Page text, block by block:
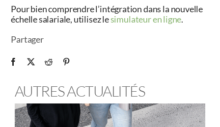
Pour bien comprendre l’intégration dans la nouvelle
échelle salariale, utilisez lesimulateur en ligne.
Partager
AUTRES ACTUALITÉS